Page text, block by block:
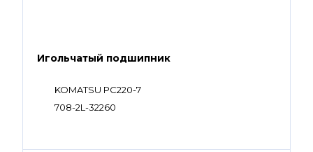
Игольчатый подшипник
KOMATSU PC220-7
708-2L-32260